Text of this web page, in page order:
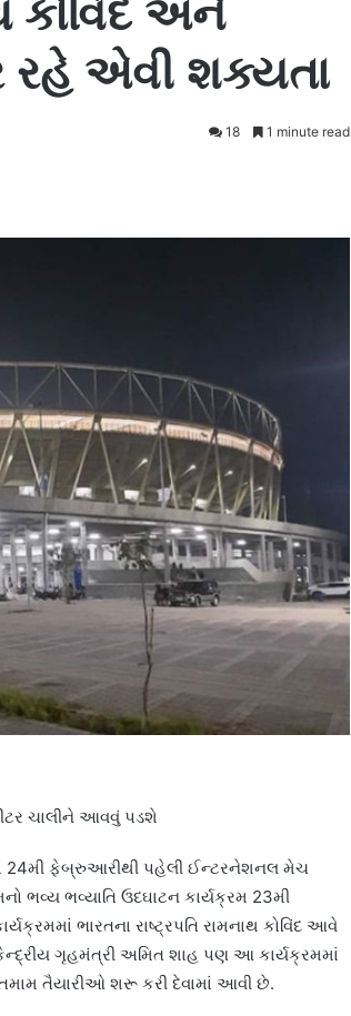
કોવિંદ અને
રહે એવી શક્યતા
18 1 minute read
ચાલીને આવવું પડશે
24મી ફેબ્રુઆરીથી પહેલી ઈન્ટરનેશનલ મેચ
ભવ્ય ભવ્યાતિ ઉદઘાટન કાર્યક્રમ 23મી
ભારતના રાષ્ટ્રપતિ રામનાથ કોવિંદ આવે
ગૃહમંત્રી અમિત શાહ પણ આ કાર્યક્રમમાં
તૈયારીઓ શરૂ કરી દેવામાં આવી છે.